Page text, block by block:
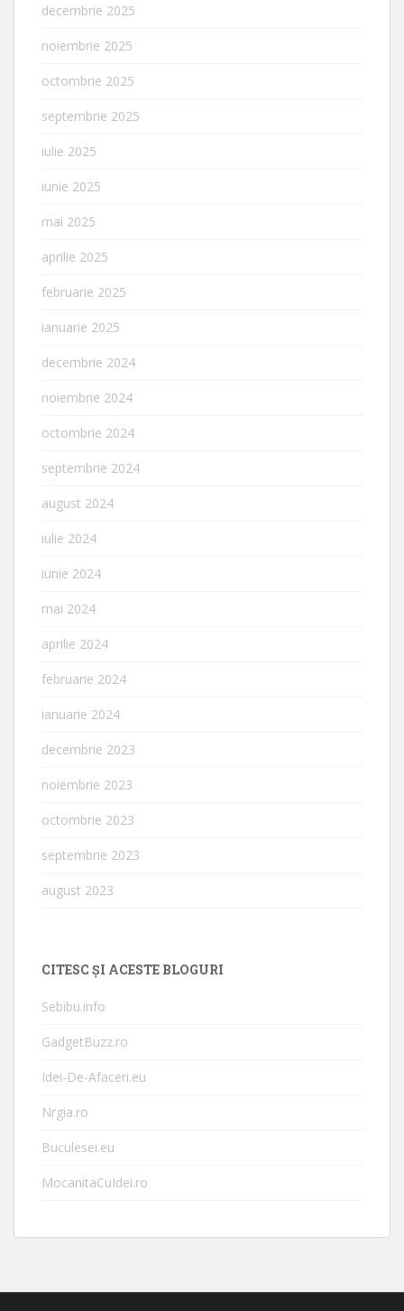
decembrie 2025
noiembrie 2025
octombrie 2025
septembrie 2025
iulie 2025
iunie 2025
mai 2025
aprilie 2025
februarie 2025
ianuarie 2025
decembrie 2024
noiembrie 2024
octombrie 2024
septembrie 2024
august 2024
iulie 2024
iunie 2024
mai 2024
aprilie 2024
februarie 2024
ianuarie 2024
decembrie 2023
noiembrie 2023
octombrie 2023
septembrie 2023
august 2023
CITESC ȘI ACESTE BLOGURI
Sebibu.info
GadgetBuzz.ro
Idei-De-Afaceri.eu
Nrgia.ro
Buculesei.eu
MocanitaCuIdei.ro